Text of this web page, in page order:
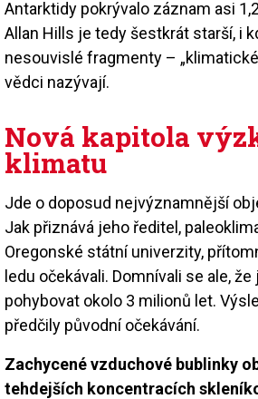
Antarktidy pokrývalo záznam asi
Allan Hills je tedy šestkrát starší, i
nesouvislé fragmenty –
vědci nazývají.
Nová kapitola
klimatu
Jde o doposud nejvýznamnější
Jak přiznává jeho ředitel,
Oregonské státní univerzity,
ledu očekávali. Domnívali se ale,
pohybovat okolo 3 milionů let.
předčily původní očekávání.
Zachycené vzduchové bublinky
tehdejších koncentracích